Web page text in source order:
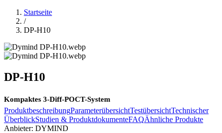
Startseite
/
DP-H10
DP-H10
Kompaktes 3-Diff-POCT-System
ProduktbeschreibungParameterübersichtTestübersichtTechnischer
ÜberblickStudien & ProduktdokumenteFAQÄhnliche Produkte
Anbieter: DYMIND